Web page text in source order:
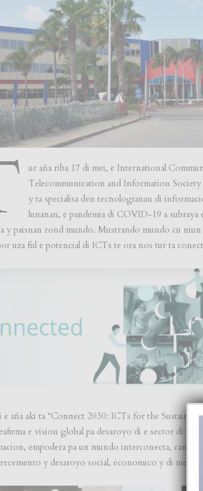
ur aña riba 17 di mei, e International
Telecommunication and Information
y ta specialisa den tecnologianan di
lunanan, e pandemia di COVID-19 a
y paisnan rond mundo. Mustrando mundo cu niun
uza ful e potencial di ICTs te ora nos tur ta
e aña aki ta “Connect 2030: ICTs for the
e vision global pa desaroyo di e sector di
empodera pa un mundo interconecta,
y desaroyo social, economico y di medio